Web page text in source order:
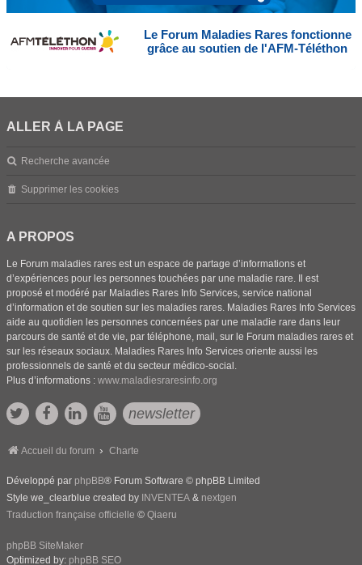
Le Forum Maladies Rares fonctionne
grâce au soutien de l'AFM-Téléthon
ALLER À LA PAGE
Recherche avancée
Supprimer les cookies
A PROPOS
Le Forum maladies rares est un espace de partage d’informations et
d’expériences pour les personnes touchées par une maladie rare. Il est
proposé et modéré par Maladies Rares Info Services, service national
d’information et de soutien sur les maladies rares. Maladies Rares Info Services
aide au quotidien les personnes concernées par une maladie rare dans leur
parcours de santé et de vie, par téléphone, mail, sur le Forum maladies rares et
sur les réseaux sociaux. Maladies Rares Info Services oriente aussi les
professionnels de santé et du secteur médico-social.
Plus d’informations : www.maladiesraresinfo.org
newsletter
Accueil du forum Charte
Développé par phpBB® Forum Software © phpBB Limited
Style we_clearblue created by INVENTEA & nextgen
Traduction française officielle © Qiaeru
phpBB SiteMaker
Optimized by: phpBB SEO